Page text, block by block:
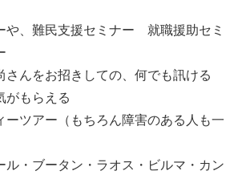
、難民支援セミナー 就職援助セミ
んをお招きしての、何でも訊ける
がもらえる
ツアー（もちろん障害のある人も一
ブータン・ラオス・ビルマ・カン